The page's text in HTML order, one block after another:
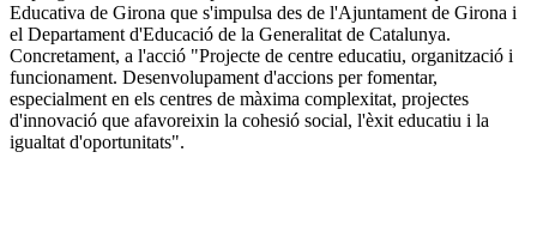
Educativa de Girona que s'impulsa des de l'Ajuntament de Girona i
el Departament d'Educació de la Generalitat de Catalunya.
Concretament, a l'acció "Projecte de centre educatiu, organització i
funcionament. Desenvolupament d'accions per fomentar,
especialment en els centres de màxima complexitat, projectes
d'innovació que afavoreixin la cohesió social, l'èxit educatiu i la
igualtat d'oportunitats".